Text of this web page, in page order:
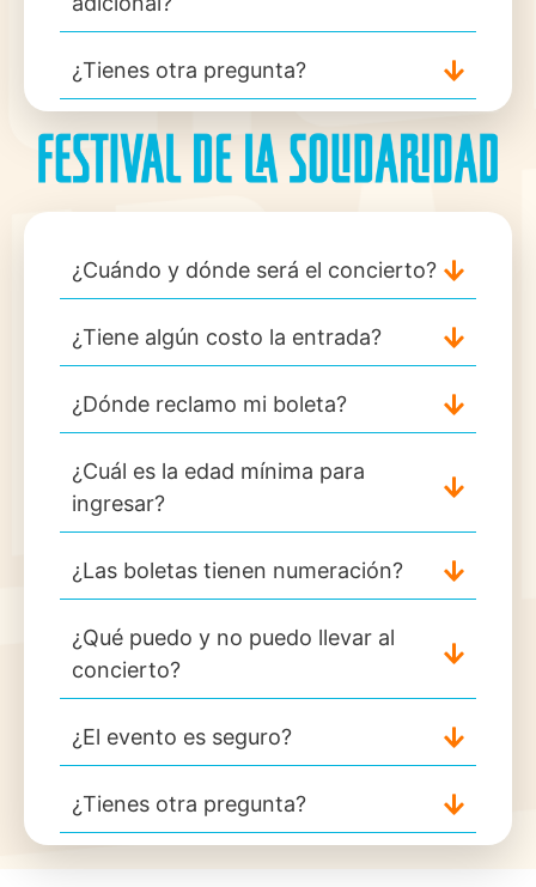
¿Tienes otra pregunta?
¿Cuándo y dónde será el concierto?
¿Tiene algún costo la entrada?
¿Dónde reclamo mi boleta?
¿Cuál es la edad mínima para
ingresar?
¿Las boletas tienen numeración?
¿Qué puedo y no puedo llevar al
concierto?
¿El evento es seguro?
¿Tienes otra pregunta?